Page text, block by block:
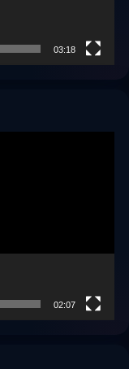
03:18
02:07